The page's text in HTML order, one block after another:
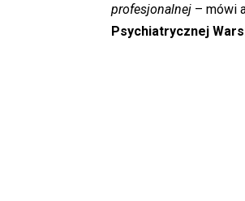
profesjonalnej – mówi
Psychiatrycznej